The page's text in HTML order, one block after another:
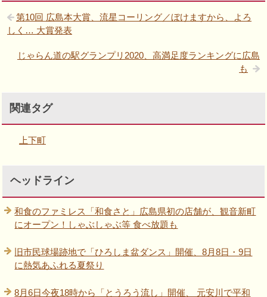
第10回 広島本大賞、流星コーリング／ぼけますから、よろ
しく… 大賞発表
じゃらん道の駅グランプリ2020、高満足度ランキングに広島
も
関連タグ
上下町
ヘッドライン
和食のファミレス「和食さと」広島県初の店舗が、観音新町
にオープン！しゃぶしゃぶ等 食べ放題も
旧市民球場跡地で「ひろしま盆ダンス」開催、8月8日・9日
に熱気あふれる夏祭り
8月6日今夜18時から「とうろう流し」開催、 元安川で平和